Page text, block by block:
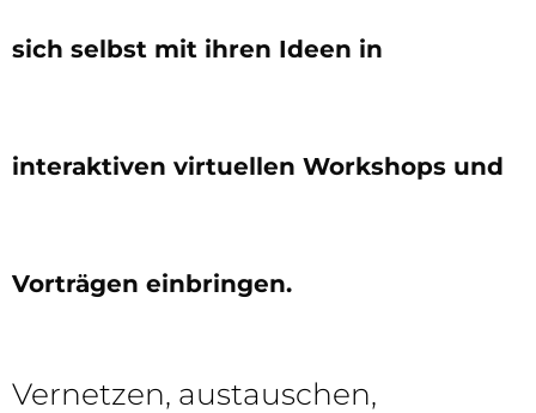
sich selbst mit ihren Ideen in
interaktiven virtuellen Workshops und
Vorträgen einbringen.
Vernetzen, austauschen,